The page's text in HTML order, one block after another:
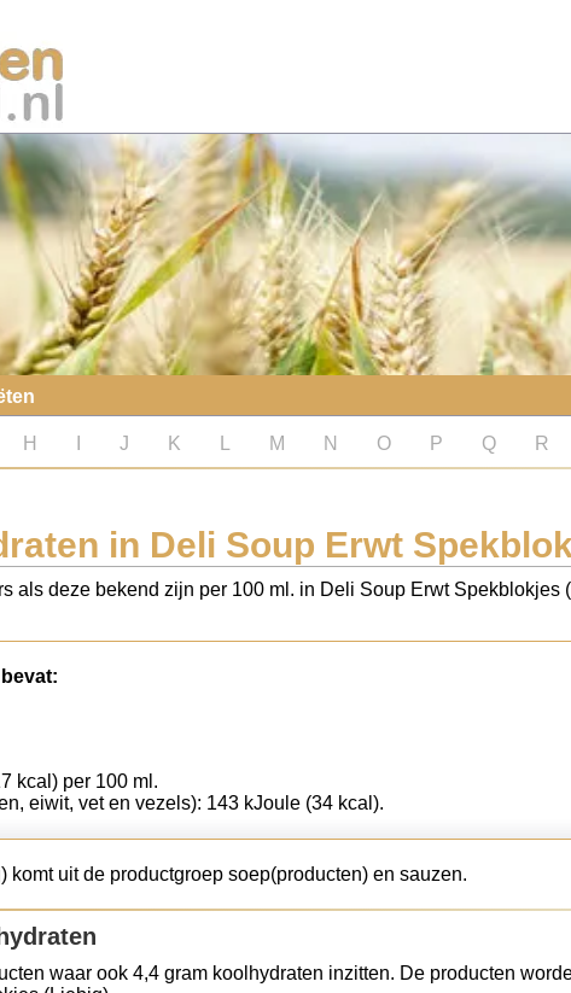
H J K M N O P Q R
in Deli Soup Erwt
als deze bekend zijn per 100 ml. in Deli Soup Erwt Spekblokjes
kcal) per 100 ml.
eiwit, vet en vezels): 143 kJoule (34 kcal).
uit de productgroep soep(producten) en sauzen.
waar ook 4,4 gram koolhydraten inzitten. De producten